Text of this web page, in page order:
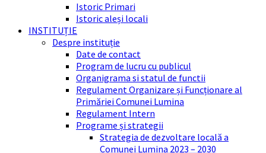
Istoric Primari
Istoric aleși locali
INSTITUȚIE
Despre instituție
Date de contact
Program de lucru cu publicul
Organigrama si statul de functii
Regulament Organizare și Funcționare al
Primăriei Comunei Lumina
Regulament Intern
Programe și strategii
Strategia de dezvoltare locală a
Comunei Lumina 2023 – 2030